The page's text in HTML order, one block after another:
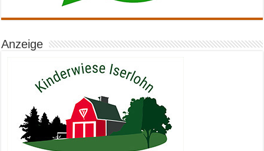
Anzeige